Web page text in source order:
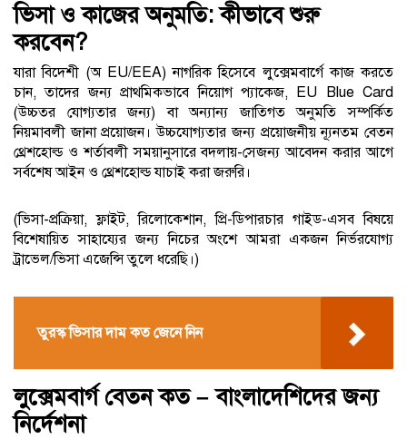
ভিসা ও কাজের অনুমতি: কীভাবে শুরু
করবেন?
যারা বিদেশী (অ EU/EEA) নাগরিক হিসেবে লুক্সেমবার্গে কাজ করতে
চান, তাদের জন্য প্রাথমিকভাবে নিয়োগ প্যাকেজ, EU Blue Card
(উচ্চতর যোগ্যতার জন্য) বা অন্যান্য জাতিগত অনুমতি সম্পর্কিত
নিয়মাবলী জানা প্রয়োজন। উচ্চযোগ্যতার জন্য প্রয়োজনীয় ন্যূনতম বেতন
থ্রেশহোল্ড ও শর্তাবলী সময়ানুসারে বদলায়-সেজন্য আবেদন করার আগে
সর্বশেষ আইন ও থ্রেশহোল্ড যাচাই করা জরুরি।
(ভিসা-প্রক্রিয়া, ফ্লাইট, রিলোকেশান, প্রি-ডিপারচার গাইড-এসব বিষয়ে
বিশেষায়িত সাহায্যের জন্য নিচের অংশে আমরা একজন নির্ভরযোগ্য
ট্রাভেল/ভিসা এজেন্সি তুলে ধরেছি।)
তুরস্ক ভিসার দাম কত জেনে নিন
লুক্সেমবার্গ বেতন কত – বাংলাদেশিদের জন্য
নির্দেশনা